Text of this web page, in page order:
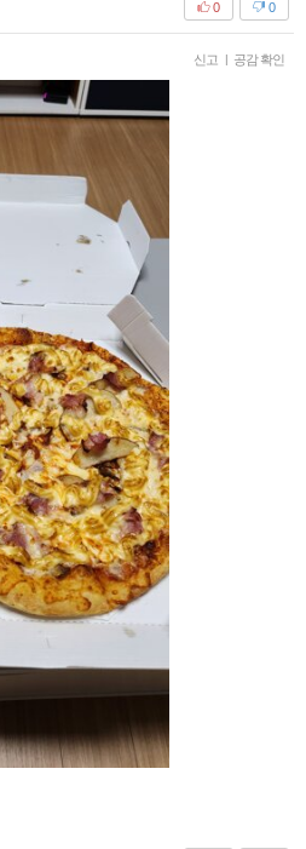
0
0
신고 | 공감 확인